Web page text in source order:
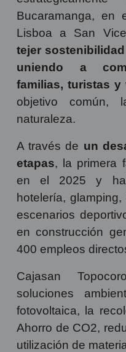
Bucaramanga,
Lisboa a San
tejer
uniendo a
familias, turistas y
objetivo común,
naturaleza.
A través de un
etapas, la primera
en el 2025 y
hotelería,
escenarios
en construcción
400 empleos
Cajasan
soluciones
fotovoltaica, la
Ahorro de CO2,
utilización de